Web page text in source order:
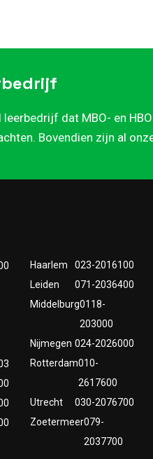
leerbedrijf dat MBO- en
Bovendien zijn al
Haarlem
023-2016100
Leiden
071-2036400
Middelburg0118-
203000
Nijmegen 024-2026000
Rotterdam010-
2617600
Utrecht
030-2076700
Zoetermeer079-
2037700